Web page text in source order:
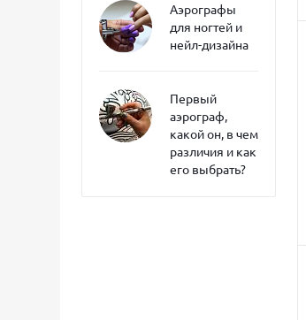
Аэрографы
для ногтей и
нейл-дизайна
Первый
аэрограф,
какой он, в чем
различия и как
его выбрать?